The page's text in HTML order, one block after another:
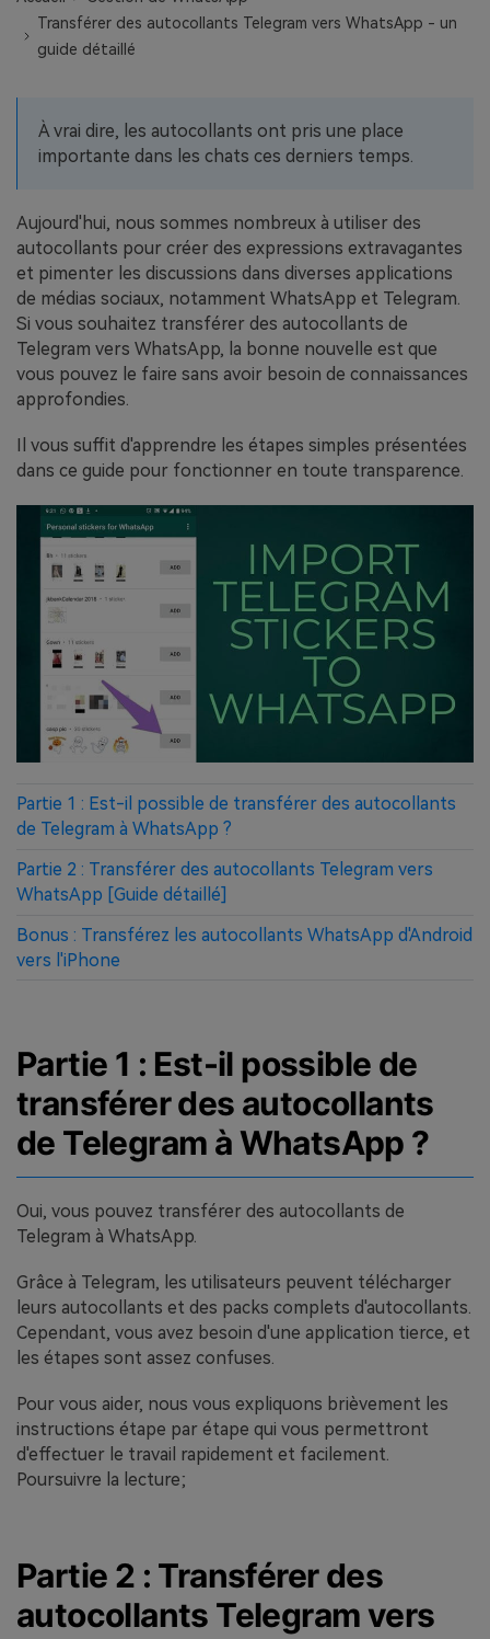
EXPLOREZ PLUS DE SUJETS
Plan Éducation
Transférer des autocollants Telegram vers WhatsApp - un
guide détaillé
À vrai dire, les autocollants ont pris une place
importante dans les chats ces derniers temps.
Aujourd'hui, nous sommes nombreux à utiliser des
autocollants pour créer des expressions extravagantes
et pimenter les discussions dans diverses applications
de médias sociaux, notamment WhatsApp et Telegram.
Si vous souhaitez transférer des autocollants de
Telegram vers WhatsApp, la bonne nouvelle est que
vous pouvez le faire sans avoir besoin de connaissances
approfondies.
Il vous suffit d'apprendre les étapes simples présentées
dans ce guide pour fonctionner en toute transparence.
Partie 1 : Est-il possible de transférer des autocollants
de Telegram à WhatsApp ?
Partie 2 : Transférer des autocollants Telegram vers
WhatsApp [Guide détaillé]
Bonus : Transférez les autocollants WhatsApp d'Android
vers l'iPhone
Partie 1 : Est-il possible de
transférer des autocollants
de Telegram à WhatsApp ?
Oui, vous pouvez transférer des autocollants de
Telegram à WhatsApp.
Grâce à Telegram, les utilisateurs peuvent télécharger
leurs autocollants et des packs complets d'autocollants.
Cependant, vous avez besoin d'une application tierce, et
les étapes sont assez confuses.
Pour vous aider, nous vous expliquons brièvement les
instructions étape par étape qui vous permettront
d'effectuer le travail rapidement et facilement.
Poursuivre la lecture;
Partie 2 : Transférer des
autocollants Telegram vers